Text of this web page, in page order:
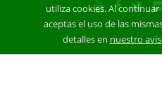
utiliza cookies. Al
aceptas el uso de las
detalles en nuestro